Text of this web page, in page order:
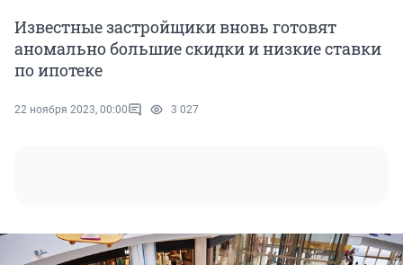
Известные застройщики вновь готовят
аномально большие скидки и низкие ставки
по ипотеке
22 ноября 2023, 00:00 3 027